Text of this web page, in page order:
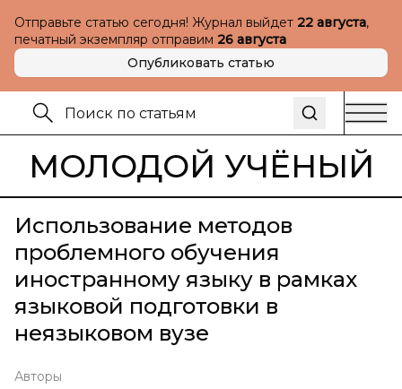
Отправьте статью сегодня! Журнал выйдет 22 августа,
печатный экземпляр отправим 26 августа
Опубликовать статью
МОЛОДОЙ УЧЁНЫЙ
Использование методов
проблемного обучения
иностранному языку в рамках
языковой подготовки в
неязыковом вузе
Авторы